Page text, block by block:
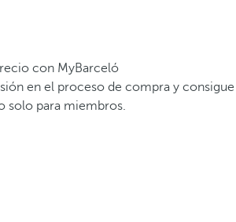
con MyBarceló
en el proceso de compra y consigue
solo para miembros.